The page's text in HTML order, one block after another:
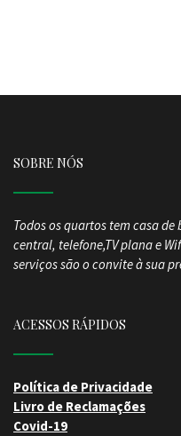
SOBRE NÓS
Todos os quartos tem casa
central, telefone,TV plana e
serviços são o convite à sua
ACESSOS RÁPIDOS
Política de Privacidade
Livro de Reclamações
Covid-19